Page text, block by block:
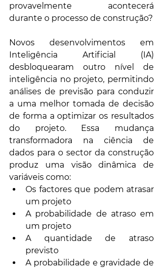
provavelmente acontecerá
durante o processo de construção?
Novos desenvolvimentos em
Inteligência Artificial (IA)
desbloquearam outro nível de
inteligência no projeto, permitindo
análises de previsão para conduzir
a uma melhor tomada de decisão
de forma a optimizar os resultados
do projeto. Essa mudança
transformadora na ciência de
dados para o sector da construção
produz uma visão dinâmica de
variáveis ​​como:
Os factores que podem atrasar
um projeto
A probabilidade de atraso em
um projeto
A quantidade de atraso
previsto
A probabilidade e gravidade de